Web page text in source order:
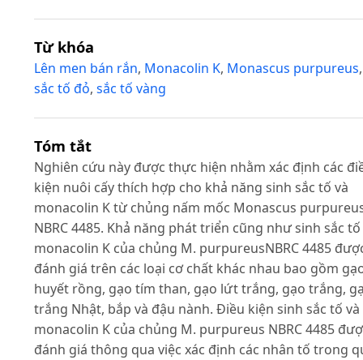
Từ khóa
Lên men bán rắn, Monacolin K, Monascus purpureus,
sắc tố đỏ, sắc tố vàng
Tóm tắt
Nghiên cứu này được thực hiện nhằm xác định các
kiện nuôi cấy thích hợp cho khả năng sinh sắc tố và
monacolin K từ chủng nấm mốc Monascus
NBRC 4485. Khả năng phát triển cũng như sinh sắc tố
monacolin K của chủng M. purpureusNBRC 4485
đánh giá trên các loại cơ chất khác nhau bao gồm
huyết rồng, gạo tím than, gạo lứt trắng, gạo trắng,
trắng Nhật, bắp và đậu nành. Điều kiện sinh sắc tố và
monacolin K của chủng M. purpureus NBRC 4485
đánh giá thông qua việc xác định các nhân tố trong